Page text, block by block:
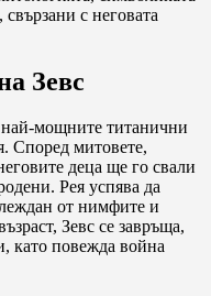
с неговата
Зевс
мощните титанични
Според митовете,
деца ще го свали
Рея успява да
от нимфите и
Зевс се завръща,
като повежда война